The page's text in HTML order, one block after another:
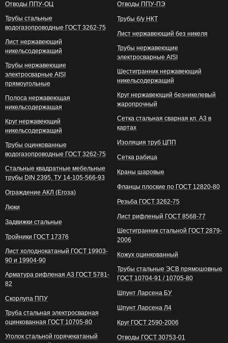
Отводы ППУ-ОЦ
Трубы стальные
водогазопроводные ГОСТ 3262-75
Лист нержавеющий
никельсодержащий
Трубы нержавеющие
электросварные AISI
прямоугольные
Полоса нержавеющая
никельсодержащая
Круг нержавеющий
никельсодержащий
Трубы оцинкованные
водогазопроводные ГОСТ 3262-75
Стальные квадратные мебельные
трубы DIN 2395, ТУ 14-105-566-93
Ограждение АКЛ (Егоза)
Люки
Задвижки стальные
Тройники ГОСТ 17376
Лист холоднокатаный ГОСТ 19903-
90 и 19904-90
Арматура рифленая А3 ГОСТ 5781-
82
Скорлупа ППУ
Труба стальная электросварная
оцинкованная ГОСТ 10705-80
Уголок стальной горячекатаный
Отводы ППУ-ПЭ
Трубы б/у НКТ
Лист нержавеющий без никеля
Трубы нержавеющие
электросварные AISI
Шестигранник нержавеющий
никельсодержащий
Круг нержавеющий безникелевый
жаропрочный
Сетка стальная сварная кл. А3 в
картах
Изоляция труб ЦПП
Сетка рабица
Краны шаровые
Фланцы плоские по ГОСТ 12820-80
Резьба ГОСТ 3262-75
Лист рифленый ГОСТ 8568-77
Шестигранник стальной ГОСТ 2879-
2006
Кожух оцинкованный
Трубы стальные ЭСВ прямошовные
ГОСТ 10704-91 / 10705-80
Шпунт Ларсена БУ
Шпунт Ларсена Л4
Круг ГОСТ 2590-2006
Отводы ГОСТ 30753-01